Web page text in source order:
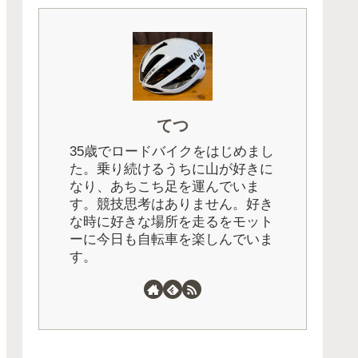
てつ
35歳でロードバイクをはじめまし
た。乗り続けるうちに山が好きに
なり、あちこち足を運んでいま
す。競技思考はありません。好き
な時に好きな場所を走るをモット
ーに今日も自転車を楽しんでいま
す。